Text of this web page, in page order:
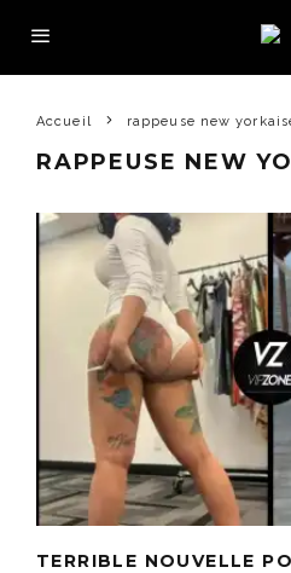
Accueil rappeuse new
RAPPEUSE NEW
TERRIBLE NOUVELLE